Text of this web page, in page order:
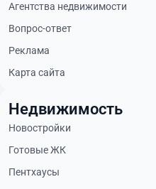
Агентства недвижимости
Вопрос-ответ
Реклама
Карта сайта
Недвижимость
Новостройки
Готовые ЖК
Пентхаусы